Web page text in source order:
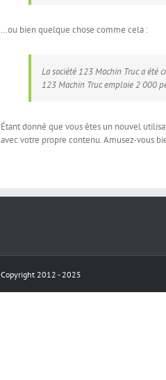
…ou bien quelque chose comme cela :
La société 123 Machin Truc a été
123 Machin Truc emploie 2 000
Étant donné que vous êtes un nouvel
avec votre propre contenu. Amusez-vous
Copyright 2012 - 2025